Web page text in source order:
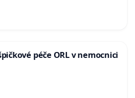
péče ORL v nemocnici